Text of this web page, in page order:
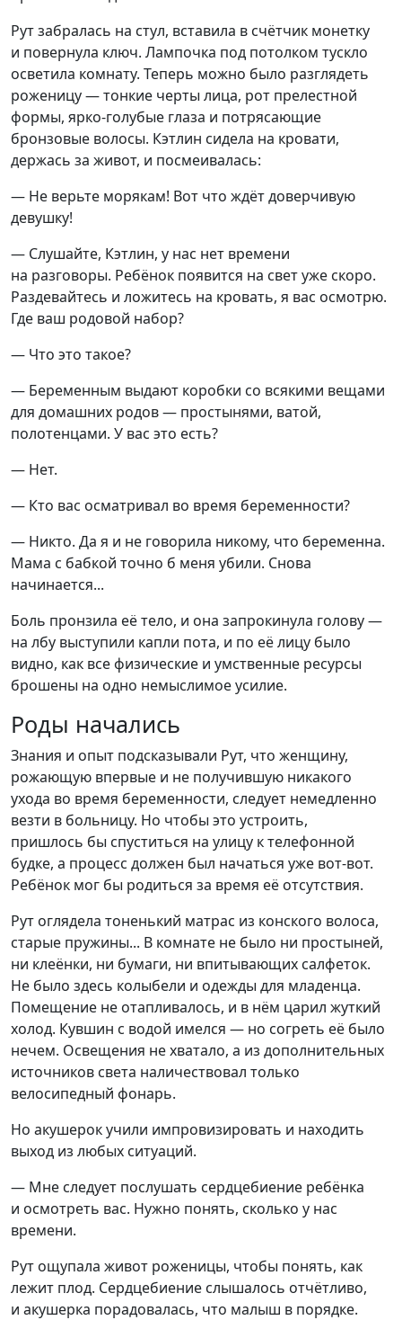
Рут забралась на стул, вставила в счётчик монетку
и повернула ключ. Лампочка под потолком тускло
осветила комнату. Теперь можно было разглядеть
роженицу — тонкие черты лица, рот прелестной
формы, ярко-голубые глаза и потрясающие
бронзовые волосы. Кэтлин сидела на кровати,
держась за живот, и посмеивалась:
— Не верьте морякам! Вот что ждёт доверчивую
девушку!
— Слушайте, Кэтлин, у нас нет времени
на разговоры. Ребёнок появится на свет уже скоро.
Раздевайтесь и ложитесь на кровать, я вас осмотрю.
Где ваш родовой набор?
— Что это такое?
— Беременным выдают коробки со всякими вещами
для домашних родов — простынями, ватой,
полотенцами. У вас это есть?
— Нет.
— Кто вас осматривал во время беременности?
— Никто. Да я и не говорила никому, что беременна.
Мама с бабкой точно б меня убили. Снова
начинается...
Боль пронзила её тело, и она запрокинула голову —
на лбу выступили капли пота, и по её лицу было
видно, как все физические и умственные ресурсы
брошены на одно немыслимое усилие.
Роды начались
Знания и опыт подсказывали Рут, что женщину,
рожающую впервые и не получившую никакого
ухода во время беременности, следует немедленно
везти в больницу. Но чтобы это устроить,
пришлось бы спуститься на улицу к телефонной
будке, а процесс должен был начаться уже вот-вот.
Ребёнок мог бы родиться за время её отсутствия.
Рут оглядела тоненький матрас из конского волоса,
старые пружины... В комнате не было ни простыней,
ни клеёнки, ни бумаги, ни впитывающих салфеток.
Не было здесь колыбели и одежды для младенца.
Помещение не отапливалось, и в нём царил жуткий
холод. Кувшин с водой имелся — но согреть её было
нечем. Освещения не хватало, а из дополнительных
источников света наличествовал только
велосипедный фонарь.
Но акушерок учили импровизировать и находить
выход из любых ситуаций.
— Мне следует послушать сердцебиение ребёнка
и осмотреть вас. Нужно понять, сколько у нас
времени.
Рут ощупала живот роженицы, чтобы понять, как
лежит плод. Сердцебиение слышалось отчётливо,
и акушерка порадовалась, что малыш в порядке.